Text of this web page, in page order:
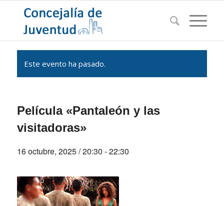
Este evento ha pasado.
Película «Pantaleón y las
visitadoras»
16 octubre, 2025 / 20:30 -22:30